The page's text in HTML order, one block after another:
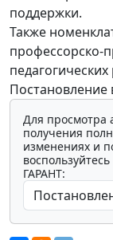
поддержки.
Также
профессорско-
Постановление
Для просмотра
получения
изменениях и
ГАРАНТ: